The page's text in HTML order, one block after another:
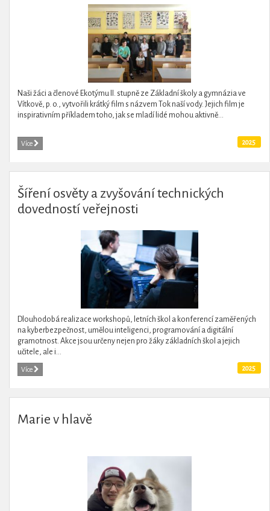
Naši žáci a členové Ekotýmu II. stupně ze Základní školy a gymnázia ve
Vítkově, p. o., vytvořili krátký film s názvem Tok naší vody. Jejich film je
inspirativním příkladem toho, jak se mladí lidé mohou aktivně...
Více 2025
Šíření osvěty a zvyšování technických
dovedností veřejnosti
Dlouhodobá realizace workshopů, letních škol a konferencí zaměřených
na kyberbezpečnost, umělou inteligenci, programování a digitální
gramotnost. Akce jsou určeny nejen pro žáky základních škol a jejich
učitele, ale i...
Více 2025
Marie v hlavě